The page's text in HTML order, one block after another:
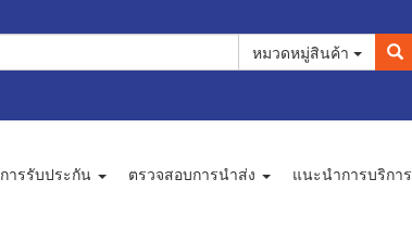
หมวดหมู่สินค้า
การรับประกัน ตรวจสอบการนำส่ง แนะนำการบริการ